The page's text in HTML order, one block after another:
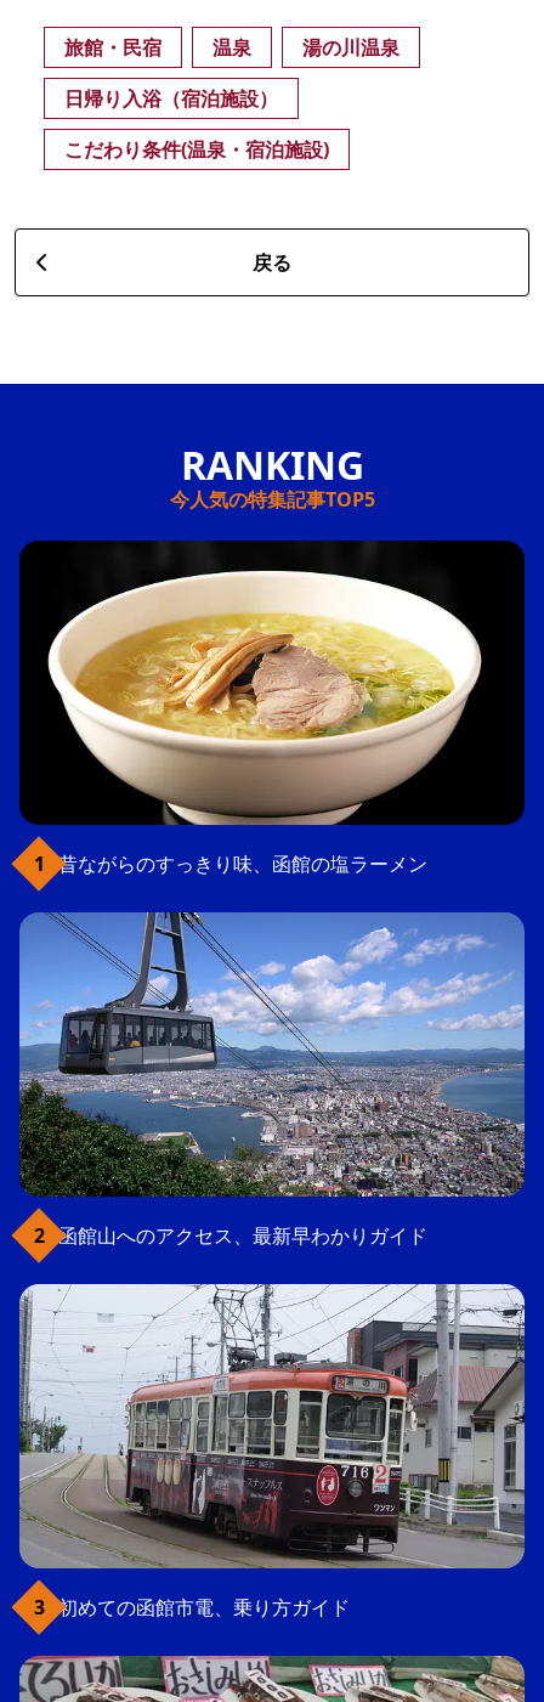
旅館・民宿 温泉
湯の川温泉
日帰り入浴（宿泊施設）
こだわり条件(温泉・宿泊施設)
戻る
今人気の特集記事TOP5
昔ながらのすっきり味、函館の塩ラーメン
函館山へのアクセス、最新早わかりガイド
初めての函館市電、乗り方ガイド